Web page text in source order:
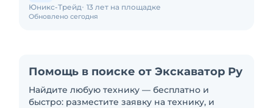
Обновлено сегодня
Юникс-Трейд 13 лет на площадке
Помощь в поиске от Экскаватор Ру
Найдите любую технику — бесплатно и
быстро: разместите заявку на технику, и